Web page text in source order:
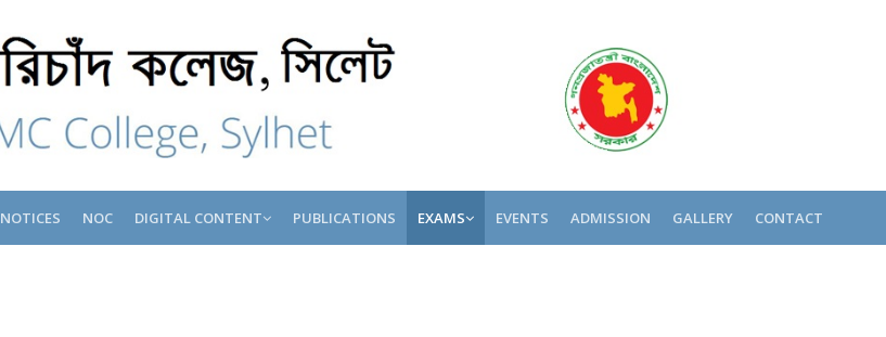
NOTICES NOC DIGITAL CONTENT PUBLICATIONS EXAMS EVENTS ADMISSION GALLERY CONTACT